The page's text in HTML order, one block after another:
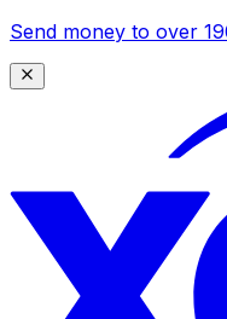
Send money to over